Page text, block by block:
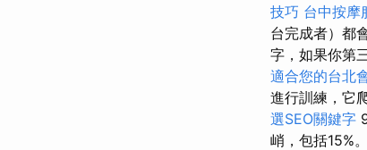
技巧 台中按摩
台完成者）都
字，如果你第
適合您的台北
進行訓練，它
選SEO關鍵字
峭，包括15%